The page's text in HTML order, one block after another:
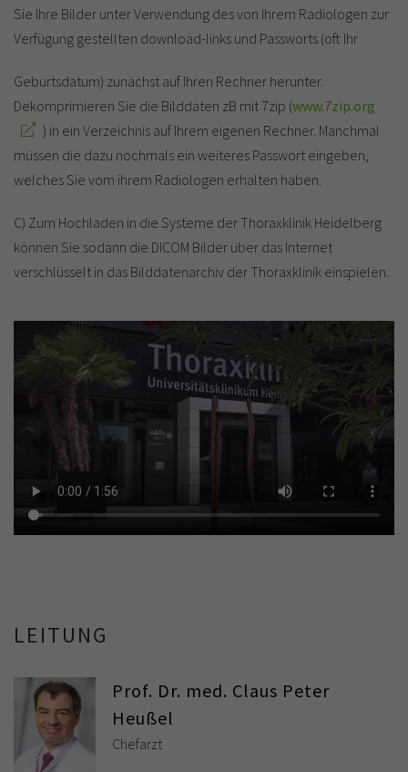
Sie Ihre Bilder unter Verwendung des von Ihrem Radiologen zur
Verfügung gestellten download-links und Passworts (oft Ihr
Geburtsdatum) zunächst auf Ihren Rechner herunter.
Dekomprimieren Sie die Bilddaten zB mit 7zip (www.7zip.org
) in ein Verzeichnis auf Ihrem eigenen Rechner. Manchmal
müssen die dazu nochmals ein weiteres Passwort eingeben,
welches Sie vom ihrem Radiologen erhalten haben.
C) Zum Hochladen in die Systeme der Thoraxklinik Heidelberg
können Sie sodann die DICOM Bilder über das Internet
verschlüsselt in das Bilddatenarchiv der Thoraxklinik einspielen.
LEITUNG
Prof. Dr. med. Claus Peter
Heußel
Chefarzt